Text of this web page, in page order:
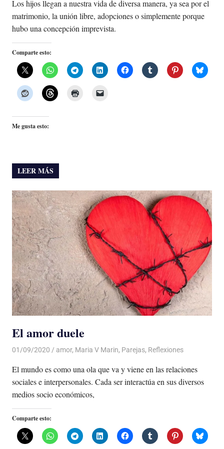
Los hijos llegan a nuestra vida de diversa manera, ya sea por el
matrimonio, la unión libre, adopciones o simplemente porque
hubo una concepción imprevista.
Comparte esto:
Me gusta esto:
LEER MÁS
El amor duele
01/09/2020 De todo un Poco
amor, Maria V Marin, Parejas, Reflexiones
El mundo es como una ola que va y viene en las relaciones
sociales e interpersonales. Cada ser interactúa en sus diversos
medios socio económicos,
Comparte esto: